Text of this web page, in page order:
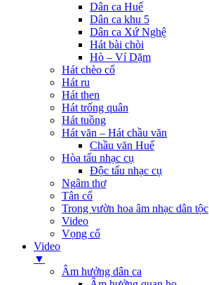
Dân ca Huế
Dân ca khu 5
Dân ca Xứ Nghệ
Hát bài chòi
Hò – Ví Dặm
Hát chèo cổ
Hát ru
Hát then
Hát trống quân
Hát tuồng
Hát văn – Hát chầu văn
Chầu văn Huế
Hòa tấu nhạc cụ
Độc tấu nhạc cụ
Ngâm thơ
Tân cổ
Trong vườn hoa âm nhạc dân tộc
Video
Vọng cổ
Video
▼
Âm hưởng dân ca